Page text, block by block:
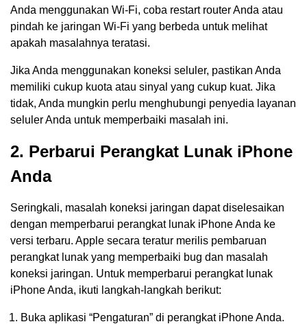
Anda menggunakan Wi-Fi, coba restart router Anda atau
pindah ke jaringan Wi-Fi yang berbeda untuk melihat
apakah masalahnya teratasi.
Jika Anda menggunakan koneksi seluler, pastikan Anda
memiliki cukup kuota atau sinyal yang cukup kuat. Jika
tidak, Anda mungkin perlu menghubungi penyedia layanan
seluler Anda untuk memperbaiki masalah ini.
2. Perbarui Perangkat Lunak iPhone
Anda
Seringkali, masalah koneksi jaringan dapat diselesaikan
dengan memperbarui perangkat lunak iPhone Anda ke
versi terbaru. Apple secara teratur merilis pembaruan
perangkat lunak yang memperbaiki bug dan masalah
koneksi jaringan. Untuk memperbarui perangkat lunak
iPhone Anda, ikuti langkah-langkah berikut:
Buka aplikasi “Pengaturan” di perangkat iPhone Anda.